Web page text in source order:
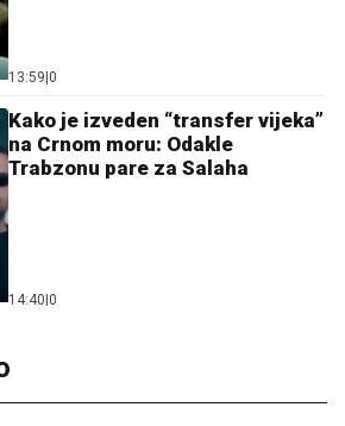
13:59 0
Kako je izveden “transfer vijeka”
na Crnom moru: Odakle
Trabzonu pare za Salaha
14:40 0